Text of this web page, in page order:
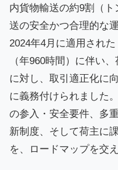
内貨物輸送の約9割（
送の安全かつ合理的な
2024年4月に適用され
（年960時間）に伴い
に対し、取引適正化に
に義務付けられました
の参入・安全要件、多
新制度、そして荷主に
を、ロードマップを交